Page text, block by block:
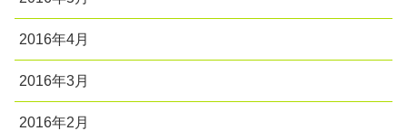
2016年4月
2016年3月
2016年2月